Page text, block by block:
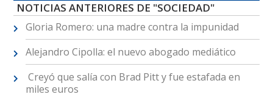
NOTICIAS ANTERIORES DE "SOCIEDAD"
Gloria Romero: una madre contra la impunidad
Alejandro Cipolla: el nuevo abogado mediático
Creyó que salía con Brad Pitt y fue estafada en
miles euros